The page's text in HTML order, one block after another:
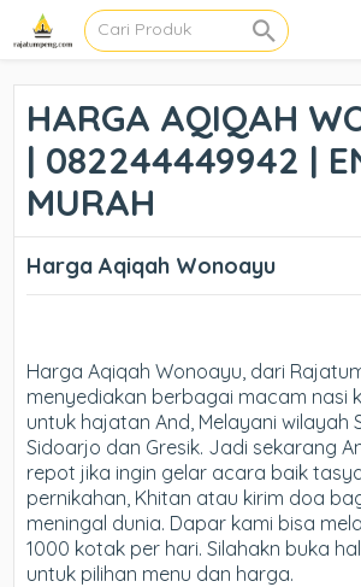
HARGA AQIQAH
| 082244449942 |
MURAH
Harga Aqiqah Wonoayu
Harga Aqiqah Wonoayu, dari
menyediakan berbagai macam nasi
untuk hajatan And, Melayani wilayah
Sidoarjo dan Gresik. Jadi sekarang
repot jika ingin gelar acara baik
pernikahan, Khitan atau kirim doa
meningal dunia. Dapar kami bisa
1000 kotak per hari. Silahakn buka
untuk pilihan menu dan harga.